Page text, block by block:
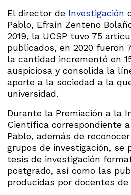
El director de Investigación
Pablo, Efraín Zenteno
2019, la UCSP tuvo 75
publicados, en 2020 fueron
la cantidad incrementó en
auspiciosa y consolida la
aporte a la sociedad a la
universidad.
Durante la Premiación a la
Científica correspondiente a
Pablo, además de
grupos de investigación, se
tesis de investigación
postgrado, así como las
producidas por docentes